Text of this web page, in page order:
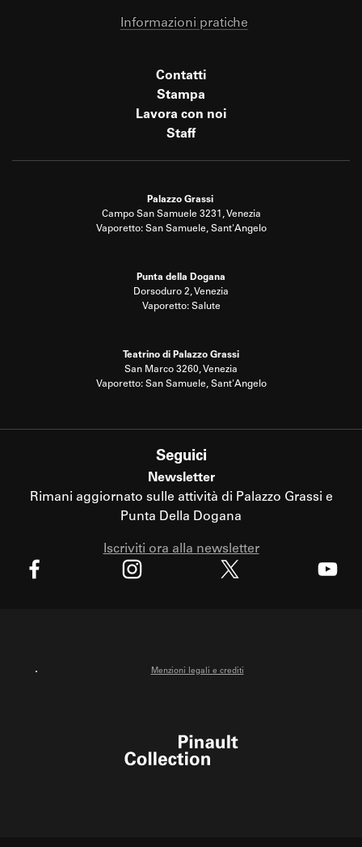
Informazioni pratiche
Contatti
Stampa
Lavora con noi
Staff
Palazzo Grassi
Campo San Samuele 3231, Venezia
Vaporetto: San Samuele, Sant'Angelo
Punta della Dogana
Dorsoduro 2, Venezia
Vaporetto: Salute
Teatrino di Palazzo Grassi
San Marco 3260, Venezia
Vaporetto: San Samuele, Sant'Angelo
Seguici
Newsletter
Rimani aggiornato sulle attività di Palazzo Grassi e
Punta Della Dogana
Iscriviti ora alla newsletter
Menzioni legali e crediti